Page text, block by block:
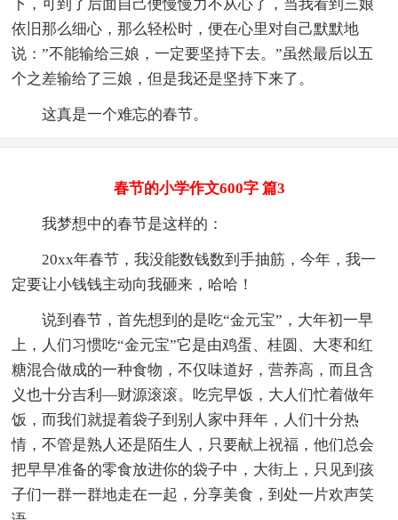
下，可到了后面自己便慢慢力不从心了，当我看到三娘
依旧那么细心，那么轻松时，便在心里对自己默默地
说：”不能输给三娘，一定要坚持下去。”虽然最后以五
个之差输给了三娘，但是我还是坚持下来了。
这真是一个难忘的春节。
春节的小学作文600字 篇3
我梦想中的春节是这样的：
20xx年春节，我没能数钱数到手抽筋，今年，我一
定要让小钱钱主动向我砸来，哈哈！
说到春节，首先想到的是吃“金元宝”，大年初一早
上，人们习惯吃“金元宝”它是由鸡蛋、桂圆、大枣和红
糖混合做成的一种食物，不仅味道好，营养高，而且含
义也十分吉利—财源滚滚。吃完早饭，大人们忙着做年
饭，而我们就提着袋子到别人家中拜年，人们十分热
情，不管是熟人还是陌生人，只要献上祝福，他们总会
把早早准备的零食放进你的袋子中，大街上，只见到孩
子们一群一群地走在一起，分享美食，到处一片欢声笑